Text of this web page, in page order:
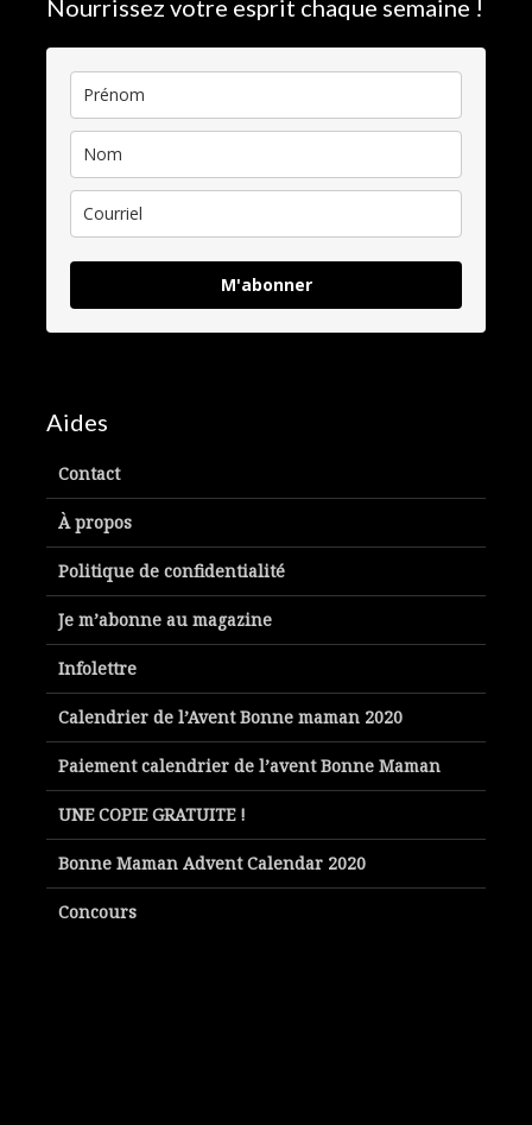
Nourrissez votre esprit chaque semaine !
M'abonner
Aides
Contact
À propos
Politique de confidentialité
Je m’abonne au magazine
Infolettre
Calendrier de l’Avent Bonne maman 2020
Paiement calendrier de l’avent Bonne Maman
UNE COPIE GRATUITE !
Bonne Maman Advent Calendar 2020
Concours